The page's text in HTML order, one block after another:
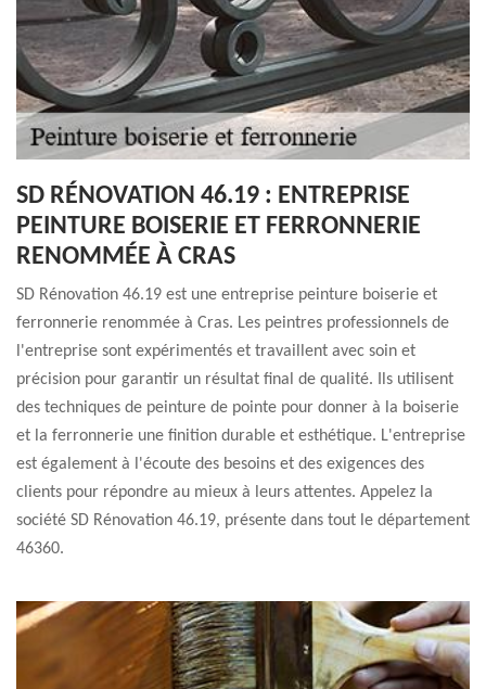
SD RÉNOVATION 46.19 : ENTREPRISE
PEINTURE BOISERIE ET FERRONNERIE
RENOMMÉE À CRAS
SD Rénovation 46.19 est une entreprise peinture boiserie et
ferronnerie renommée à Cras. Les peintres professionnels de
l'entreprise sont expérimentés et travaillent avec soin et
précision pour garantir un résultat final de qualité. Ils utilisent
des techniques de peinture de pointe pour donner à la boiserie
et la ferronnerie une finition durable et esthétique. L'entreprise
est également à l'écoute des besoins et des exigences des
clients pour répondre au mieux à leurs attentes. Appelez la
société SD Rénovation 46.19, présente dans tout le département
46360.